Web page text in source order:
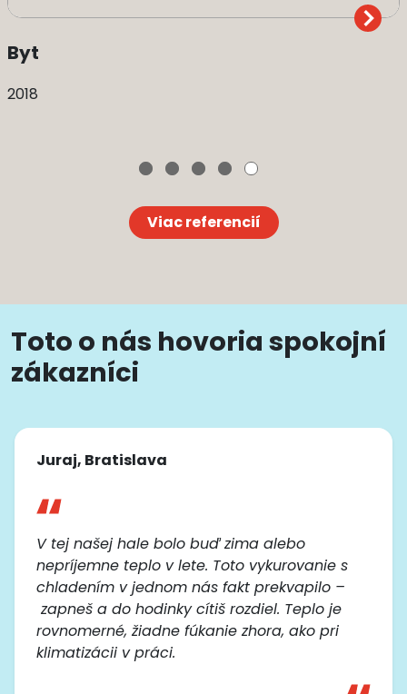
Byt
2018
Viac referencií
Toto o nás hovoria spokojní
zákazníci
Juraj, Bratislava
V tej našej hale bolo buď zima alebo
nepríjemne teplo v lete. Toto vykurovanie s
chladením v jednom nás fakt prekvapilo –
zapneš a do hodinky cítiš rozdiel. Teplo je
rovnomerné, žiadne fúkanie zhora, ako pri
klimatizácii v práci.